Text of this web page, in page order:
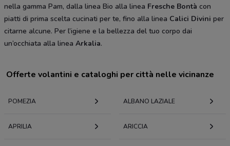
nella gamma Pam, dalla linea Bio alla linea Fresche Bontà con
piatti di prima scelta cucinati per te, fino alla linea Calici Divini per
citarne alcune. Per l’igiene e la bellezza del tuo corpo dai
un’occhiata alla linea Arkalia.
Offerte volantini e cataloghi per città nelle vicinanze
POMEZIA ALBANO LAZIALE
APRILIA ARICCIA